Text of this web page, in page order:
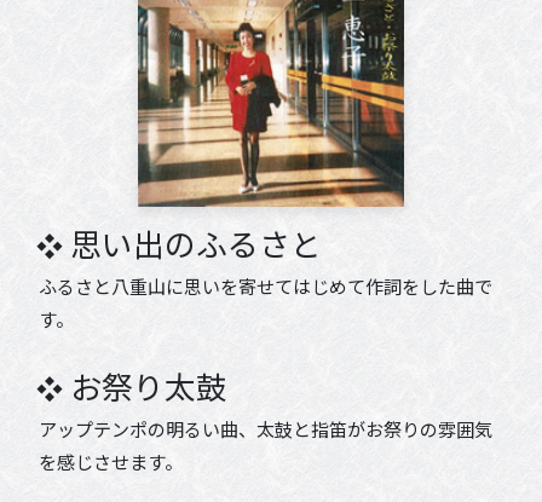
思い出のふるさと
ふるさと八重山に思いを寄せてはじめて作詞をした曲で
す。
お祭り太鼓
アップテンポの明るい曲、太鼓と指笛がお祭りの雰囲気
を感じさせます。